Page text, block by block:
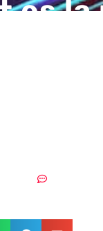
es la